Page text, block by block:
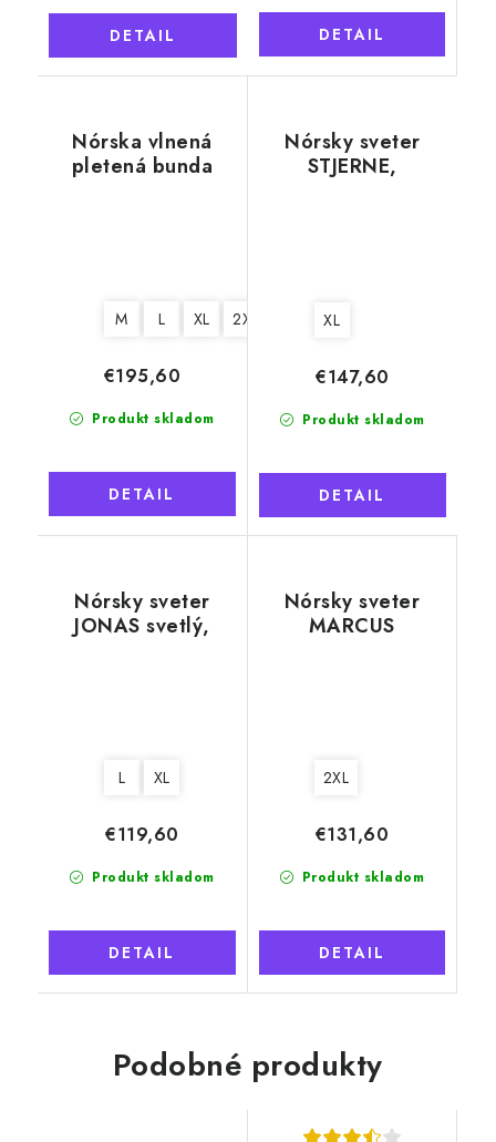
DETAIL DETAIL
Nórska vlnená
pletená bunda
M L XL 2XL
Produkt skladom
€195,60
DETAIL
Nórsky sveter
STJERNE,
XL
Produkt skladom
€147,60
DETAIL
Nórsky sveter
JONAS svetlý,
L XL
Produkt skladom
€119,60
DETAIL
Nórsky sveter
MARCUS
2XL
Produkt skladom
€131,60
DETAIL
Podobné produkty